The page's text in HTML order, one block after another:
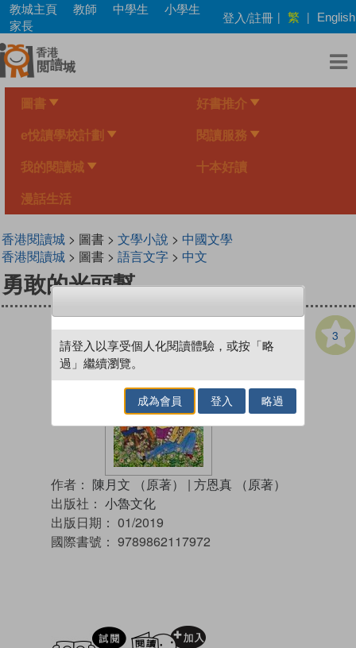
Skip
main
content
教城主頁 教師 中學生
小學生
家長
登入/註冊 | 繁 | English
圖書 好書推介
e悅讀學校計劃 閱讀服務
我的閱讀城 十本好讀
漫話生活
香港閱讀城> 圖書 > 文學小說 > 中國文學
香港閱讀城> 圖書 > 語言文字> 中文
勇敢的光頭幫
3
作者： 陳月文 （原著） | 方恩真 （原著）
出版社： 小魯文化
出版日期： 01/2019
國際書號： 9789862117972
試閲
請登入以享受個人化閱讀體驗，或按「略
過」繼續瀏覽。
成為會員 登入 略過